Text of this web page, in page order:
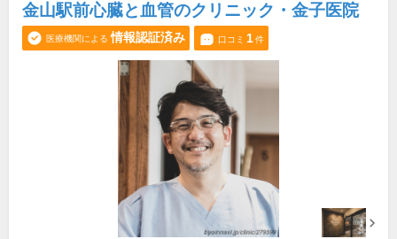
金山駅前心臓と血管のクリニック・金子医院
医療機関による 情報認証済み 口コミ 1件